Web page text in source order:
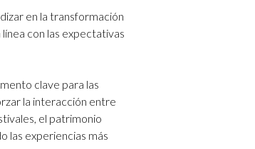
en la transformación
con las expectativas
clave para las
la interacción entre
el patrimonio
las experiencias más